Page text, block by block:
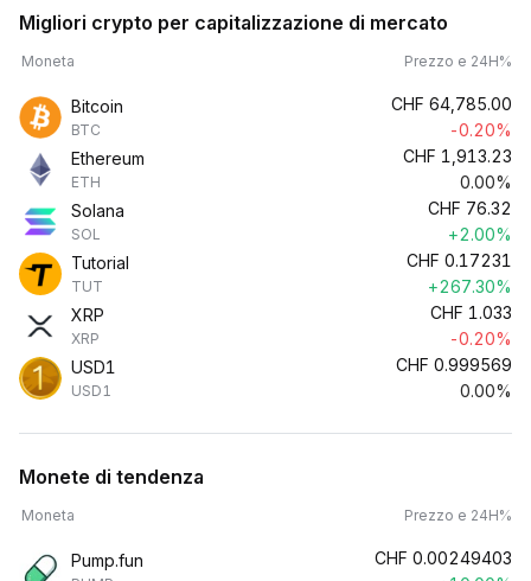
Migliori crypto per capitalizzazione di mercato
Moneta Prezzo e 24H%
Bitcoin
BTC
CHF 64,785.00
-0.20%
Ethereum
ETH
CHF 1,913.23
0.00%
Solana
SOL
CHF 76.32
+2.00%
Tutorial
TUT
CHF 0.17231
+267.30%
XRP
XRP
CHF 1.033
-0.20%
USD1
USD1
CHF 0.999569
0.00%
Monete di tendenza
Moneta Prezzo e 24H%
Pump.fun CHF 0.00249403